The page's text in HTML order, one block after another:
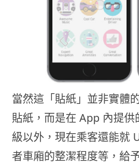
當然這「貼紙」並非實體
貼紙，而是在 App 內提
級以外，現在乘客還能就
者車廂的整潔程度等，給